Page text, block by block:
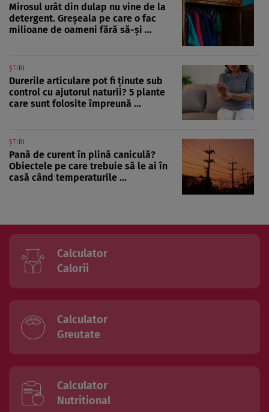
Mirosul urât din dulap nu vine de la
detergent. Greșeala pe care o fac
milioane de oameni fără să-și ...
ȘTIRI
Durerile articulare pot fi ținute sub
control cu ajutorul naturii? 5 plante
care sunt folosite împreună ...
ȘTIRI
Pană de curent în plină caniculă?
Obiectele pe care trebuie să le ai în
casă când temperaturile ...
Calculator
Calorii
Calculator
Greutate
Calculator
Nutritional